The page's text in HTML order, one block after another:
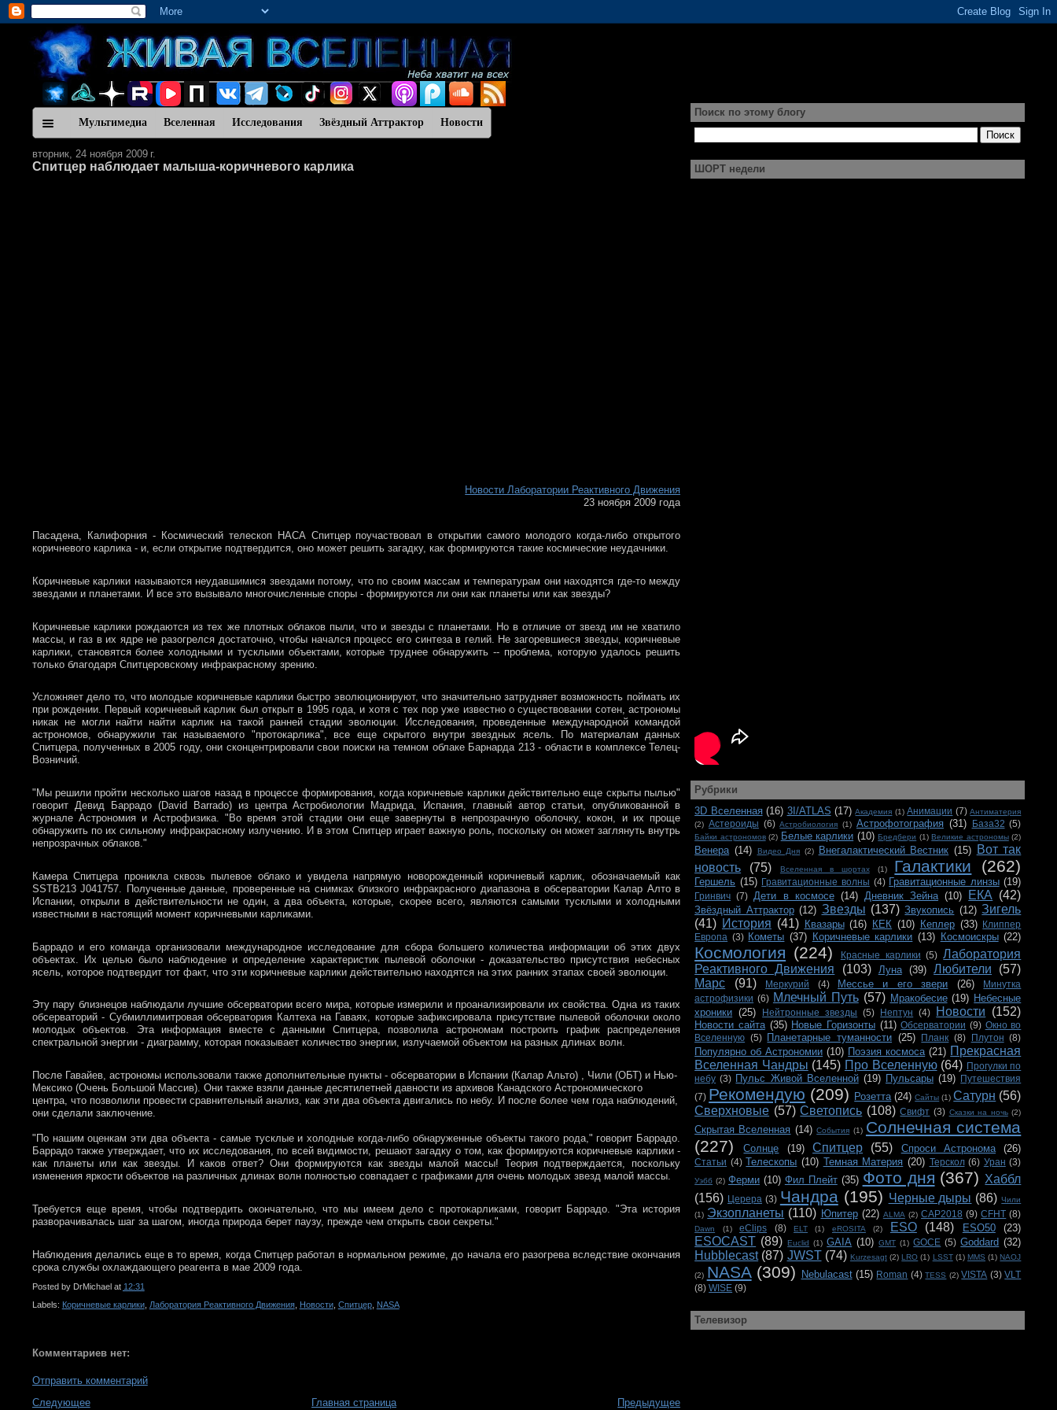
Мультимедиа Вселенная Исследования Звёздный Аттрактор Новости
вторник, 24 ноября 2009 г.
Спитцер наблюдает малыша-коричневого карлика
Новости Лаборатории Реактивного Движения
23 ноября 2009 года
Пасадена, Калифорния - Космический телескоп НАСА Спитцер поучаствовал в открытии самого молодого когда-либо открытого
коричневого карлика - и, если открытие подтвердится, оно может решить загадку, как формируются такие космические неудачники.
Коричневые карлики называются неудавшимися звездами потому, что по своим массам и температурам они находятся где-то между
звездами и планетами. И все это вызывало многочисленные споры - формируются ли они как планеты или как звезды?
Коричневые карлики рождаются из тех же плотных облаков пыли, что и звезды с планетами. Но в отличие от звезд им не хватило
массы, и газ в их ядре не разогрелся достаточно, чтобы начался процесс его синтеза в гелий. Не загоревшиеся звезды, коричневые
карлики, становятся более холодными и тусклыми объектами, которые труднее обнаружить -- проблема, которую удалось решить
только благодаря Спитцеровскому инфракрасному зрению.
Усложняет дело то, что молодые коричневые карлики быстро эволюционируют, что значительно затрудняет возможность поймать их
при рождении. Первый коричневый карлик был открыт в 1995 года, и хотя с тех пор уже известно о существовании сотен, астрономы
никак не могли найти найти карлик на такой ранней стадии эволюции. Исследования, проведенные международной командой
астрономов, обнаружили так называемого "протокарлика", все еще скрытого внутри звездных ясель. По материалам данных
Спитцера, полученных в 2005 году, они сконцентрировали свои поиски на темном облаке Барнарда 213 - области в комплексе Телец-
Возничий.
"Мы решили пройти несколько шагов назад в процессе формирования, когда коричневые карлики действительно еще скрыты пылью"
говорит Девид Баррадо (David Barrado) из центра Астробиологии Мадрида, Испания, главный автор статьи, опубликованной в
журнале Астрономия и Астрофизика. "Во время этой стадии они еще завернуты в непрозрачную оболочку, кокон, и их проще
обнаружить по их сильному инфракрасному излучению. И в этом Спитцер играет важную роль, поскольку он может заглянуть внутрь
непрозрачных облаков."
Камера Спитцера проникла сквозь пылевое облако и увидела напрямую новорожденный коричневый карлик, обозначаемый как
SSTB213 J041757. Полученные данные, проверенные на снимках близкого инфракрасного диапазона в обсерватории Калар Алто в
Испании, открыли в действительности не один, а два объекта, которые, скорее всего, являются самыми тусклыми и холодными
известными в настоящий момент коричневыми карликами.
Баррадо и его команда организовали международное исследование для сбора большего количества информации об этих двух
объектах. Их целью было наблюдение и определение характеристик пылевой оболочки - доказательство присутствия небесных
ясель, которое подтвердит тот факт, что эти коричневые карлики действительно находятся на этих ранних этапах своей эволюции.
Эту пару близнецов наблюдали лучшие обсерватории всего мира, которые измерили и проанализировали их свойства. Одна из таких
обсерваторий - Субмиллимитровая обсерватория Калтеха на Гаваях, которые зафиксировала присутствие пылевой оболочки около
молодых объектов. Эта информация вместе с данными Спитцера, позволила астрономам построить график распределения
спектральной энергии - диаграмму, которая показывает количество энергии, излучаемой объектом на разных длинах волн.
После Гавайев, астрономы использовали также дополнительные пункты - обсерватории в Испании (Калар Альто) , Чили (ОБТ) и Нью-
Мексико (Очень Большой Массив). Они также взяли данные десятилетней давности из архивов Канадского Астрономического
центра, что позволили провести сравнительный анализ, как эти два объекта двигались по небу. И после более чем года наблюдений,
они сделали заключение.
"По нашим оценкам эти два объекта - самые тусклые и холодные когда-либо обнаруженные объекты такого рода," говорит Баррадо.
Баррадо также утверждает, что их исследования, по всей видимости, решают загадку о том, как формируются коричневые карлики -
как планеты или как звезды. И каков ответ? Они формируются как звезды малой массы! Теория подтверждается, поскольку
изменения яркости объектов на различных длинах волн полностью совпадает с графиками для очень молодых звезд малой массы.
Требуется еще время, чтобы подтвердить окончательно, что мы имеем дело с протокарликами, говорит Баррадо. "Эта история
разворачивалась шаг за шагом, иногда природа берет паузу, прежде чем открыть свои секреты."
Наблюдения делались еще в то время, когда Спитцер работал в нормальном режиме, до начала его разогрева вследствие окончания
срока службы охлаждающего реагента в мае 2009 года.
Posted by DrMichael at 12:31
Labels: Коричневые карлики, Лаборатория Реактивного Движения, Новости, Спитцер, NASA
Комментариев нет:
Отправить комментарий
Следующее
Предыдущее
Главная страница
Поиск по этому блогу
ШОРТ недели
Рубрики
3D Вселенная (16) 3I/ATLAS (17) Академия (1) Анимации (7) Антиматерия
(2) Астероиды (6) Астробиология (1) Астрофотография (31) База32 (5)
Байки астрономов (2) Белые карлики (10) Бредбери (1) Великие астрономы (2)
Венера (14) Видео Дня (2) Внегалактический Вестник (15)
Вот так
новость
(75) Вселенная в шортах (1) Галактики (262)
Гершель (15) Гравитационные волны (4) Гравитационные линзы (19)
Гринвич (7) Дети в космосе (14) Дневник Зейна (10) ЕКА (42)
Звёздный Аттрактор (12) Звезды (137) Звукопись (12) Зигель
(41) История (41) Квазары (16) КЕК (10) Кеплер (33) Клиппер
Европа (3) Кометы (37) Коричневые карлики (13) Космоискры (22)
Космология (224) Красные карлики (5) Лаборатория
Реактивного Движения
(103) Луна (39) Любители
(57)
Марс
(91) Меркурий (4) Мессье и его звери (26)
Минутка
астрофизики (6) Млечный Путь (57) Мракобесие (19) Небесные
хроники (25) Нейтронные звезды (5) Нептун (4) Новости (152)
Новости сайта (35) Новые Горизонты (11) Обсерватории (9) Окно во
Вселенную (5) Планетарные туманности (25) Планк (8) Плутон (8)
Популярно об Астрономии (10) Поэзия космоса (21) Прекрасная
Вселенная Чандры (145) Про Вселенную (64) Прогулки по
небу (3) Пульс Живой Вселенной (19) Пульсары (19) Путешествия
(7) Рекомендую (209) Розетта (24) Сайты (1) Сатурн (56)
Сверхновые (57) Светопись (108) Свифт (3) Сказки на ночь (2)
Скрытая Вселенная (14) События (1) Солнечная система
(227)
Солнце (19) Спитцер (55) Спроси Астронома (26)
Статьи (4) Телескопы (10) Темная Материя (20) Терскол (6) Уран (3)
Уэбб (2) Ферми (10) Фил Плейт (35) Фото дня (367) Хаббл
(156) Церера (3) Чандра (195) Черные дыры (86) Чили
(1) Экзопланеты (110) Юпитер (22) ALMA (2) CAP2018 (9) CFHT (8)
Dawn (1) eClips (8) ELT (1) eROSITA (2) ESO (148) ESO50 (23)
ESOCAST (89) Euclid (1) GAIA (10) GMT (1) GOCE (5) Goddard (32)
Hubblecast (87) JWST (74) Kurzesagt (2) LRO (1) LSST (1) MMS (1) NAOJ
(2) NASA (309) Nebulacast (15) Roman (4) TESS (2) VISTA (3) VLT
(8) WISE (9)
Телевизор